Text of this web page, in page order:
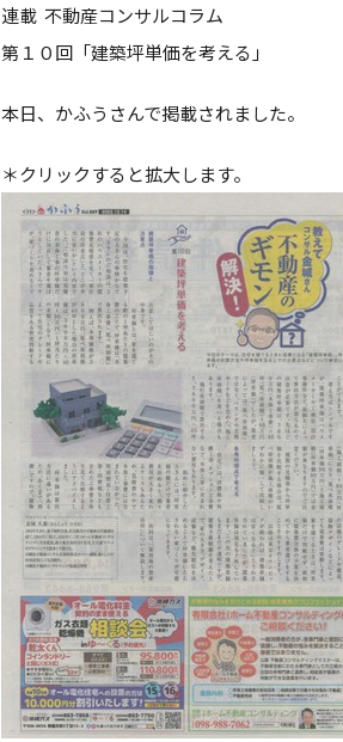
連載 不動産コンサルコラム
第１０回「建築坪単価を考える」
本日、かふうさんで掲載されました。
＊クリックすると拡大します。